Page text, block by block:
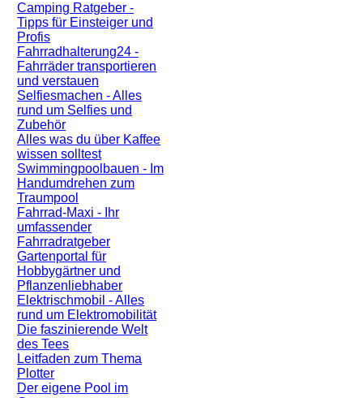
Camping Ratgeber -
Tipps für Einsteiger und
Profis
Fahrradhalterung24 -
Fahrräder transportieren
und verstauen
Selfiesmachen - Alles
rund um Selfies und
Zubehör
Alles was du über Kaffee
wissen solltest
Swimmingpoolbauen - Im
Handumdrehen zum
Traumpool
Fahrrad-Maxi - Ihr
umfassender
Fahrradratgeber
Gartenportal für
Hobbygärtner und
Pflanzenliebhaber
Elektrischmobil - Alles
rund um Elektromobilität
Die faszinierende Welt
des Tees
Leitfaden zum Thema
Plotter
Der eigene Pool im